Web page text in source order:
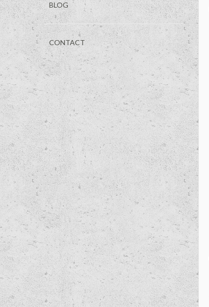
BLOG
CONTACT